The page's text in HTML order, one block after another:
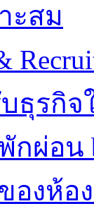
ะสม
ธุรกิจ
ผ่อน
องห้อ